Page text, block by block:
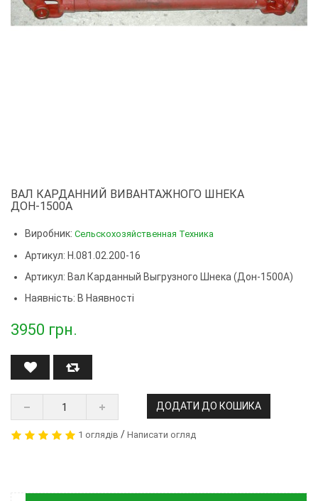
ВАЛ КАРДАННИЙ ВИВАНТАЖНОГО ШНЕКА
ДОН-1500А
Виробник: Сельскохозяйственная Техника
Артикул: Н.081.02.200-16
Артикул: Вал Карданный Выгрузного Шнека (Дон-1500А)
Наявність: В Наявності
3950 грн.
ДОДАТИ ДО КОШИКА
1 оглядів / Написати огляд